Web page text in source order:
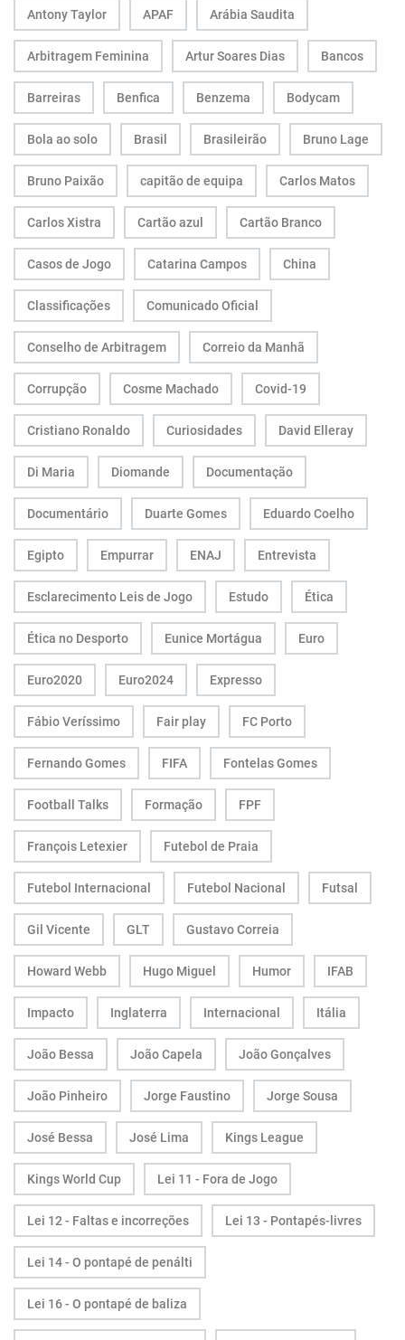
Antony Taylor APAF Arábia Saudita
Arbitragem Feminina Artur Soares Dias Bancos
Barreiras Benfica Benzema Bodycam
Bola ao solo Brasil Brasileirão Bruno Lage
Bruno Paixão capitão de equipa Carlos Matos
Carlos Xistra Cartão azul Cartão Branco
Casos de Jogo Catarina Campos China
Classificações Comunicado Oficial
Conselho de Arbitragem Correio da Manhã
Corrupção Cosme Machado Covid-19
Cristiano Ronaldo Curiosidades David Elleray
Di Maria Diomande Documentação
Documentário Duarte Gomes Eduardo Coelho
Egipto Empurrar ENAJ Entrevista
Esclarecimento Leis de Jogo Estudo Ética
Ética no Desporto Eunice Mortágua Euro
Euro2020 Euro2024 Expresso
Fábio Veríssimo Fair play FC Porto
Fernando Gomes FIFA Fontelas Gomes
Football Talks Formação FPF
François Letexier Futebol de Praia
Futebol Internacional Futebol Nacional Futsal
Gil Vicente GLT Gustavo Correia
Howard Webb Hugo Miguel Humor IFAB
Impacto Inglaterra Internacional Itália
João Bessa João Capela João Gonçalves
João Pinheiro Jorge Faustino Jorge Sousa
José Bessa José Lima Kings League
Kings World Cup Lei 11 - Fora de Jogo
Lei 12 - Faltas e incorreções Lei 13 - Pontapés-livres
Lei 14 - O pontapé de penálti
Lei 16 - O pontapé de baliza